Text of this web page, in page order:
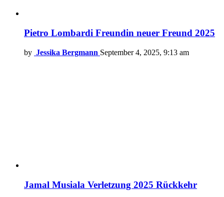
Pietro Lombardi Freundin neuer Freund 2025
by Jessika Bergmann September 4, 2025, 9:13 am
Jamal Musiala Verletzung 2025 Rückkehr